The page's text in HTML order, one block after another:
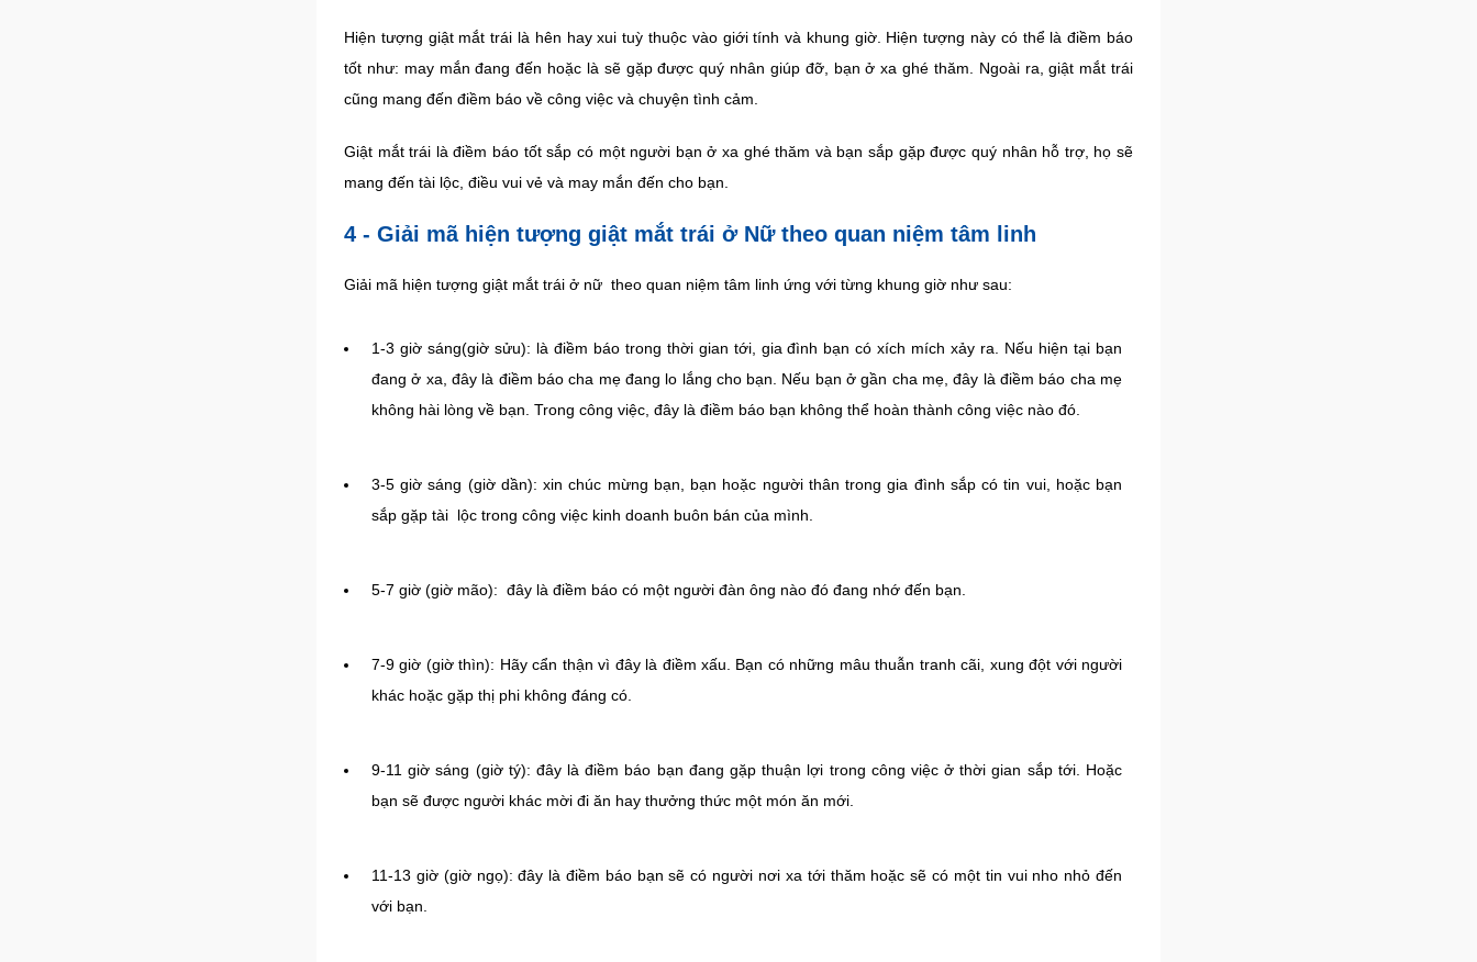
Hiện tượng giật mắt trái là hên hay xui tuỳ thuộc vào giới tính và khung giờ. Hiện tượng này có thể là điềm báo
tốt như: may mắn đang đến hoặc là sẽ gặp được quý nhân giúp đỡ, bạn ở xa ghé thăm. Ngoài ra, giật mắt trái
cũng mang đến điềm báo về công việc và chuyện tình cảm.
Giật mắt trái là điềm báo tốt sắp có một người bạn ở xa ghé thăm và bạn sắp gặp được quý nhân hỗ trợ, họ sẽ
mang đến tài lộc, điều vui vẻ và may mắn đến cho bạn.
4 - Giải mã hiện tượng giật mắt trái ở Nữ theo quan niệm tâm linh
Giải mã hiện tượng giật mắt trái ở nữ theo quan niệm tâm linh ứng với từng khung giờ như sau:
1-3 giờ sáng(giờ sửu): là điềm báo trong thời gian tới, gia đình bạn có xích mích xảy ra. Nếu hiện tại bạn
đang ở xa, đây là điềm báo cha mẹ đang lo lắng cho bạn. Nếu bạn ở gần cha mẹ, đây là điềm báo cha mẹ
không hài lòng về bạn. Trong công việc, đây là điềm báo bạn không thể hoàn thành công việc nào đó.
3-5 giờ sáng (giờ dần): xin chúc mừng bạn, bạn hoặc người thân trong gia đình sắp có tin vui, hoặc bạn
sắp gặp tài lộc trong công việc kinh doanh buôn bán của mình.
5-7 giờ (giờ mão): đây là điềm báo có một người đàn ông nào đó đang nhớ đến bạn.
7-9 giờ (giờ thìn): Hãy cẩn thận vì đây là điềm xấu. Bạn có những mâu thuẫn tranh cãi, xung đột với người
khác hoặc gặp thị phi không đáng có.
9-11 giờ sáng (giờ tý): đây là điềm báo bạn đang gặp thuận lợi trong công việc ở thời gian sắp tới. Hoặc
bạn sẽ được người khác mời đi ăn hay thưởng thức một món ăn mới.
11-13 giờ (giờ ngọ): đây là điềm báo bạn sẽ có người nơi xa tới thăm hoặc sẽ có một tin vui nho nhỏ đến
với bạn.